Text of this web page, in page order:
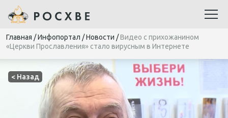
Главная /Инфопортал /Новости /Видео с прихожанином
«Церкви Прославления» стало вирусным в Интернете
< Назад